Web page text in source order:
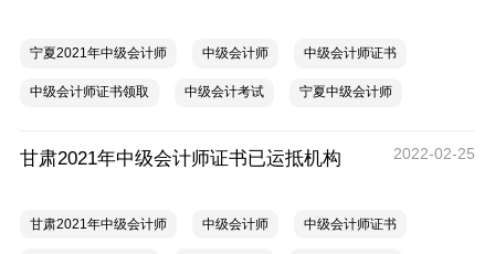
宁夏2021年中级会计师 中级会计师 中级会计师证书
中级会计师证书领取 中级会计考试 宁夏中级会计师
甘肃2021年中级会计师证书已运抵机构 2022-02-25
甘肃2021年中级会计师 中级会计师 中级会计师证书